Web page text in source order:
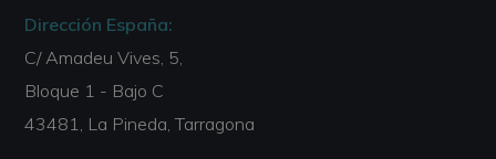
Dirección España:
C/ Amadeu Vives, 5,
Bloque 1 - Bajo C
43481, La Pineda, Tarragona